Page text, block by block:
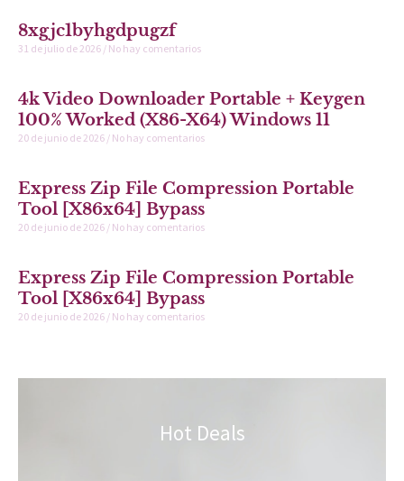
8xgjc1byhgdpugzf
31 de julio de 2026 No hay comentarios
4k Video Downloader Portable + Keygen
100% Worked (x86-X64) Windows 11
20 de junio de 2026 No hay comentarios
Express Zip File Compression Portable
Tool [x86x64] Bypass
20 de junio de 2026 No hay comentarios
Express Zip File Compression Portable
Tool [x86x64] Bypass
20 de junio de 2026 No hay comentarios
Hot Deals